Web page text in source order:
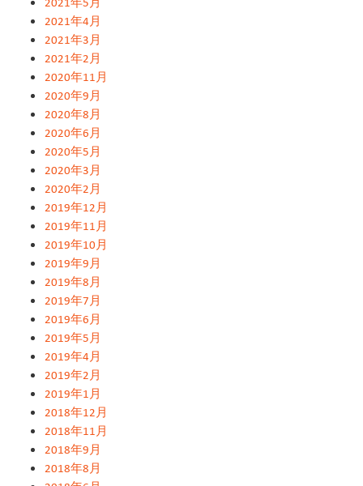
2021年4月
2021年3月
2021年2月
2020年11月
2020年9月
2020年8月
2020年6月
2020年5月
2020年3月
2020年2月
2019年12月
2019年11月
2019年10月
2019年9月
2019年8月
2019年7月
2019年6月
2019年5月
2019年4月
2019年2月
2019年1月
2018年12月
2018年11月
2018年9月
2018年8月